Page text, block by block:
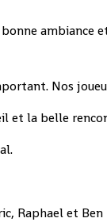
ambiance
Nos
et la belle
Raphael et Ben